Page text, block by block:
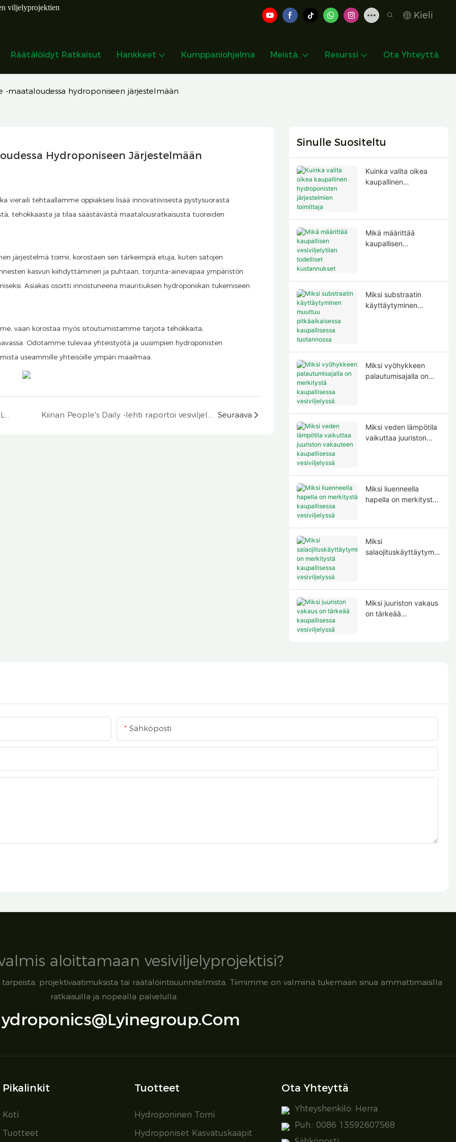
viljelyprojektien
Kieli
Räätälöidyt Ratkaisut Hankkeet Kumppaniohjelma Meistä. Resurssi Ota Yhteyttä.
-maataloudessa hydroponiseen järjestelmään
Hydroponiseen Järjestelmään
vieraili tehtaallamme oppiaksesi lisää innovatiivisesta pystysuorasta
tehokkaasta ja tilaa säästävästä maatalousratkaisusta tuoreiden
järjestelmä toimii, korostaen sen tärkeimpiä etuja, kuten satojen
kasvun kiihdyttäminen ja puhtaan, torjunta-ainevapaa ympäristön
Asiakas osoitti innostuneena mauritiuksen hydroponiikan tukemiseen
vaan korostaa myös sitoutumistamme tarjota tehokkaita,
Odotamme tulevaa yhteistyötä ja uusimpien hydroponisten
useammille yhteisöille ympäri maailmaa.
Seuraava
Sinulle Suositeltu
Kuinka valita oikea
kaupallinen
Mikä määrittää
kaupallisen
Miksi substraatin
käyttäytyminen
Miksi vyöhykkeen
palautumisajalla on
Miksi veden lämpötila
vaikuttaa juuriston
Miksi liuenneella
hapella on merkitystä
Miksi
salaojituskäyttäytymis
Miksi juuriston vakaus
on tärkeää
Sähköposti
aloittamaan vesiviljelyprojektisi?
tarpeista, projektivaatimuksista tai räätälöintisuunnitelmista. Tiimimme on valmiina tukemaan sinua ammattimaisilla
ratkaisuilla ja nopealla palvelulla.
Pikalinkit
Koti
Tuotteet
Tuotteet
Hydroponinen Torni
Hydroponiset Kasvatuskaapit
Ota Yhteyttä
Yhteyshenkilö: Herra
Puh.: 0086 13592607568